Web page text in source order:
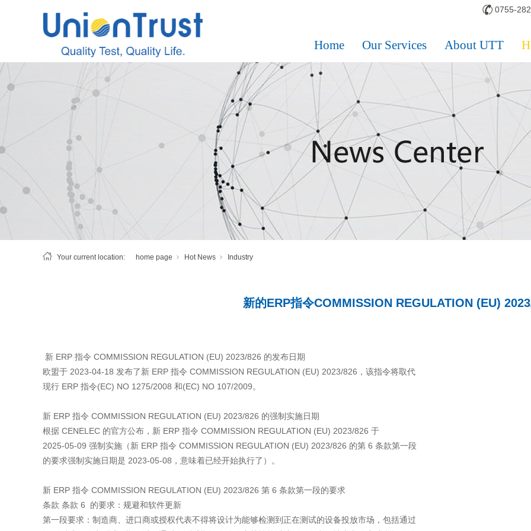
0755-
Home Our Services About UTT
Your current location: home page Hot News Industry
新的ERP指令COMMISSION REGULATION (EU)
新 ERP 指令 COMMISSION REGULATION (EU) 2023/826 的发布日期
欧盟于 2023-04-18 发布了新 ERP 指令 COMMISSION REGULATION (EU) 2023/826，该指令将取代
现行 ERP 指令(EC) NO 1275/2008 和(EC) NO 107/2009。
新 ERP 指令 COMMISSION REGULATION (EU) 2023/826 的强制实施日期
根据 CENELEC 的官方公布，新 ERP 指令 COMMISSION REGULATION (EU) 2023/826 于
2025-05-09 强制实施（新 ERP 指令 COMMISSION REGULATION (EU) 2023/826 的第 6 条款第一段
的要求强制实施日期是 2023-05-08，意味着已经开始执行了）。
新 ERP 指令 COMMISSION REGULATION (EU) 2023/826 第 6 条款第一段的要求
条款 条款 6 的要求：规避和软件更新
第一段要求：制造商、进口商或授权代表不得将设计为能够检测到正在测试的设备投放市场，包括通过